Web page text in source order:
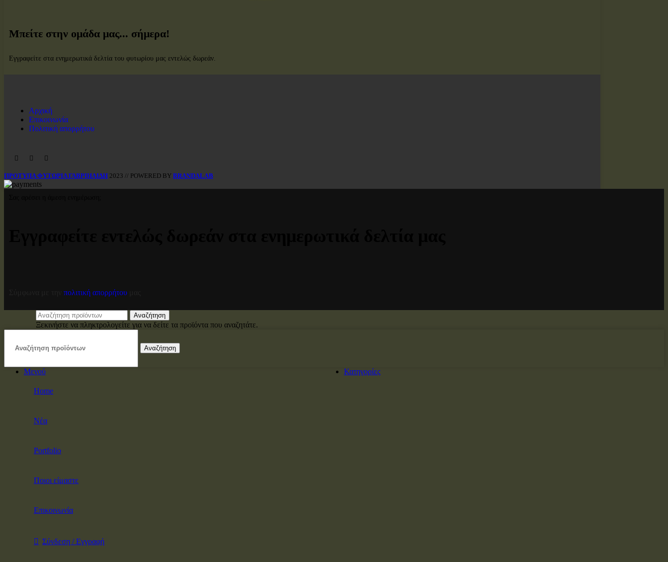
Μπείτε στην ομάδα μας... σήμερα!
Εγγραφείτε στα ενημερωτικά δελτία του φυτωρίου μας εντελώς δωρεάν.
Αρχική
Επικοινωνία
Πολιτική απορρήτου
ΠΡΟΤΥΠΑ ΦΥΤΩΡΙΑ ΓΑΒΡΙΗΛΙΔΗ 2023 // POWERED BY BRANDALAB
πολιτική απορρήτου
Αναζήτηση
Ξεκινήστε να πληκτρολογείτε για να δείτε τα προϊόντα που αναζητάτε.
Αναζήτηση
Μενού Κατηγορίες
Home
Νέα
Portfolio
Ποιοι είμαστε
Επικοινωνία
Σύνδεση / Εγγραφή